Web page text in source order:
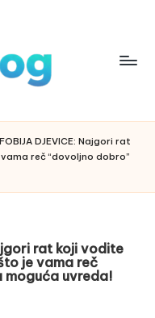
DJEVICE: Najgori rat
reč “dovoljno dobro”
rat koji vodite
je vama reč
moguća uvreda!